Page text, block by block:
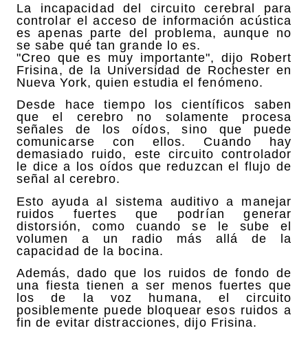
La incapacidad del circuito cerebral para
controlar el acceso de información acústica
es apenas parte del problema, aunque no
se sabe qué tan grande lo es.
"Creo que es muy importante", dijo Robert
Frisina, de la Universidad de Rochester en
Nueva York, quien estudia el fenómeno.
Desde hace tiempo los científicos saben
que el cerebro no solamente procesa
señales de los oídos, sino que puede
comunicarse con ellos. Cuando hay
demasiado ruido, este circuito controlador
le dice a los oídos que reduzcan el flujo de
señal al cerebro.
Esto ayuda al sistema auditivo a manejar
ruidos fuertes que podrían generar
distorsión, como cuando se le sube el
volumen a un radio más allá de la
capacidad de la bocina.
Además, dado que los ruidos de fondo de
una fiesta tienen a ser menos fuertes que
los de la voz humana, el circuito
posiblemente puede bloquear esos ruidos a
fin de evitar distracciones, dijo Frisina.